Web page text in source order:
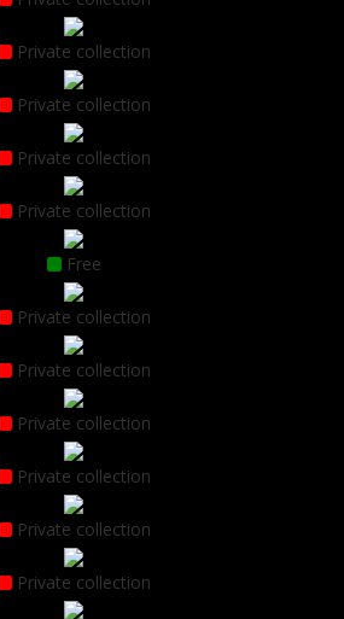
Private collection
Private collection
Private collection
Private collection
Free
Private collection
Private collection
Private collection
Private collection
Private collection
Private collection